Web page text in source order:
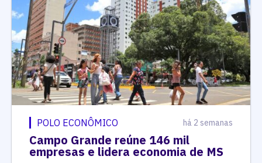
POLO ECONÔMICO há 2 semanas
Campo Grande reúne 146 mil
empresas e lidera economia de MS